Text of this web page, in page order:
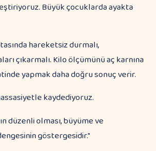
Büyük çocuklarda ayakta
hareketsiz durmalı,
çıkarmalı. Kilo ölçümünü aç karnına
yapmak daha doğru sonuç verir.
kaydediyoruz.
düzenli olması, büyüme ve
göstergesidir."